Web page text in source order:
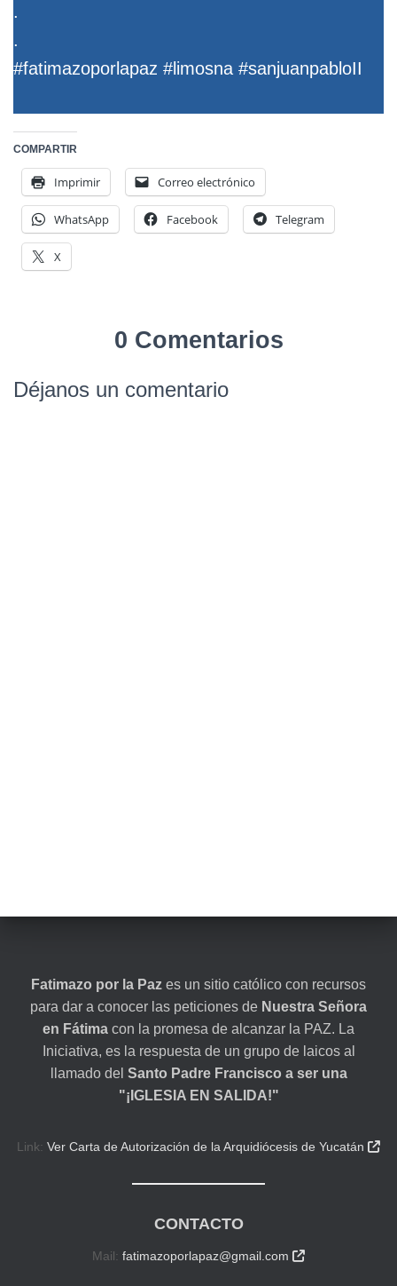
.
.
#fatimazoporlapaz #limosna #sanjuanpabloII
COMPARTIR
Imprimir Correo electrónico
WhatsApp Facebook Telegram
X
0 Comentarios
Déjanos un comentario
Fatimazo por la Paz es un sitio católico con recursos
para dar a conocer las peticiones de Nuestra Señora
en Fátima con la promesa de alcanzar la PAZ. La
Iniciativa, es la respuesta de un grupo de laicos al
llamado del Santo Padre Francisco a ser una
"¡IGLESIA EN SALIDA!"
Link: Ver Carta de Autorización de la Arquidiócesis de Yucatán 
CONTACTO
Mail: fatimazoporlapaz@gmail.com 